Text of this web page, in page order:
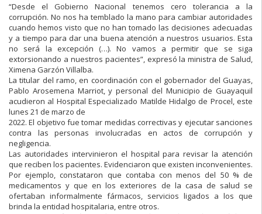
“Desde el Gobierno Nacional tenemos cero tolerancia a la
corrupción. No nos ha temblado la mano para cambiar autoridades
cuando hemos visto que no han tomado las decisiones adecuadas
y a tiempo para dar una buena atención a nuestros usuarios. Esta
no será la excepción (…). No vamos a permitir que se siga
extorsionando a nuestros pacientes”, expresó la ministra de Salud,
Ximena Garzón Villalba.
La titular del ramo, en coordinación con el gobernador del Guayas,
Pablo Arosemena Marriot, y personal del Municipio de Guayaquil
acudieron al Hospital Especializado Matilde Hidalgo de Procel, este
lunes 21 de marzo de
2022. El objetivo fue tomar medidas correctivas y ejecutar sanciones
contra laspersonas involucradas en actos de corrupción y
negligencia.
Las autoridades intervinieron el hospital para revisar la atención
que reciben los pacientes. Evidenciaron que existen inconvenientes.
Por ejemplo, constataron que contaba con menos del 50 % de
medicamentos y que en los exteriores de la casa de salud se
ofertaban informalmente fármacos, servicios ligados a los que
brinda la entidad hospitalaria, entre otros.